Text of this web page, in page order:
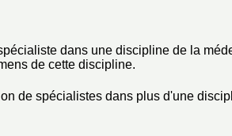
dans une discipline de la
de cette discipline.
de spécialistes dans plus d'une